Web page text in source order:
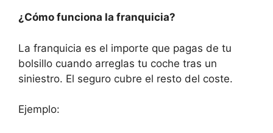
¿Cómo funciona la franquicia?
La franquicia es el importe que pagas de tu
bolsillo cuando arreglas tu coche tras un
siniestro. El seguro cubre el resto del coste.
Ejemplo: